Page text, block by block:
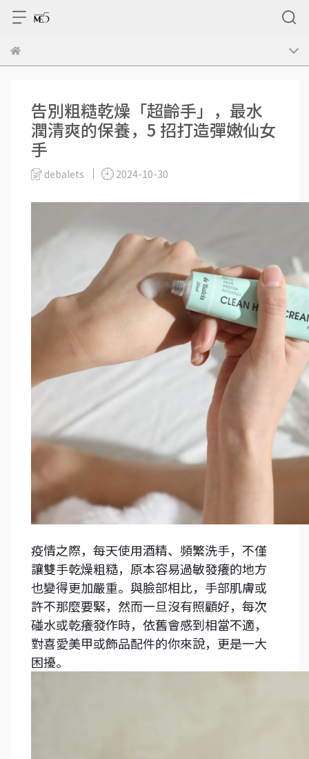
告別粗糙乾燥「超齡手」，最水
潤清爽的保養，5 招打造彈嫩仙女
手
debalets 2024-10-30
疫情之際，每天使用酒精、頻繁洗手，不僅
讓雙手乾燥粗糙，原本容易過敏發癢的地方
也變得更加嚴重。與臉部相比，手部肌膚或
許不那麼要緊，然而一旦沒有照顧好，每次
碰水或乾癢發作時，依舊會感到相當不適，
對喜愛美甲或飾品配件的你來說，更是一大
困擾。